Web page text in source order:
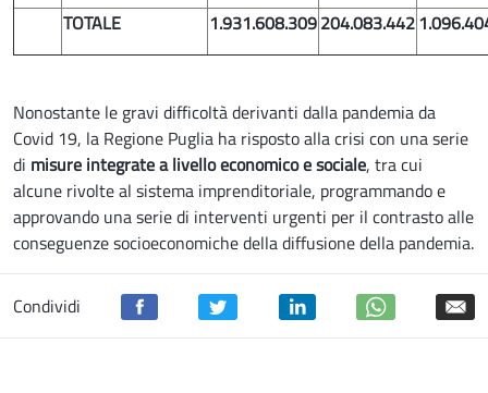
TOTALE 1.931.608.309204.083.442
Nonostante le gravi difficoltà derivanti dalla pandemia da
Covid 19, la Regione Puglia ha risposto alla crisi con una serie
di misure integrate a livello economico e sociale, tra cui
alcune rivolte al sistema imprenditoriale, programmando e
approvando una serie di interventi urgenti per il contrasto alle
conseguenze socioeconomiche della diffusione della pandemia.
Condividi